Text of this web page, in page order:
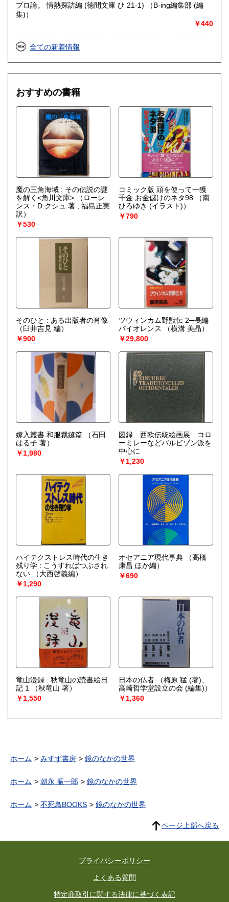
プロ論。 情熱探訪編 (徳間文庫 ひ 21-1) （B-ing編集部 (編
集)）
￥440
全ての新着情報
おすすめの書籍
魔の三角海域 : その伝説の謎
を解く<角川文庫>
（ローレ
ンス・D.クシュ 著 ; 福島正実
訳）
￥530
コミック版 頭を使って一獲
千金 お金儲けのネタ98
（南
ひろゆき (イラスト)）
￥790
そのひと : ある出版者の肖像
（臼井吉見 編）
￥900
ツウィンカム野獣伝 2─長編
バイオレンス
（横溝 美晶）
￥29,800
嫁入叢書 和服裁縫篇
（石田
はる子 著）
￥1,980
図録 西欧伝統絵画展 コロ
ーミレーなどバルビゾン派を
中心に
￥1,230
ハイテクストレス時代の生き
残り学 : こうすればつぶされ
ない
（大西啓義編）
￥1,290
オセアニア現代事典
（高橋
康昌 ほか編）
￥690
竜山漫録 : 秋竜山の読書絵日
記 1
（秋竜山 著）
￥1,550
日本の仏者
（梅原 猛 (著)、
高崎哲学堂設立の会 (編集)）
￥1,360
ホーム みすず書房 鏡のなかの世界
ホーム 朝永 振一郎 鏡のなかの世界
ホーム 不死鳥BOOKS 鏡のなかの世界
ページ上部へ戻る
プライバシーポリシー
よくある質問
特定商取引に関する法律に基づく表記